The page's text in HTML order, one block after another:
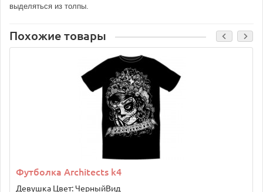
выделяться из толпы.
Похожие товары
Футболка Architects k4
Девушка Цвет: ЧерныйВид